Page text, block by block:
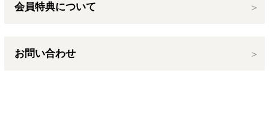
会員特典について
お問い合わせ